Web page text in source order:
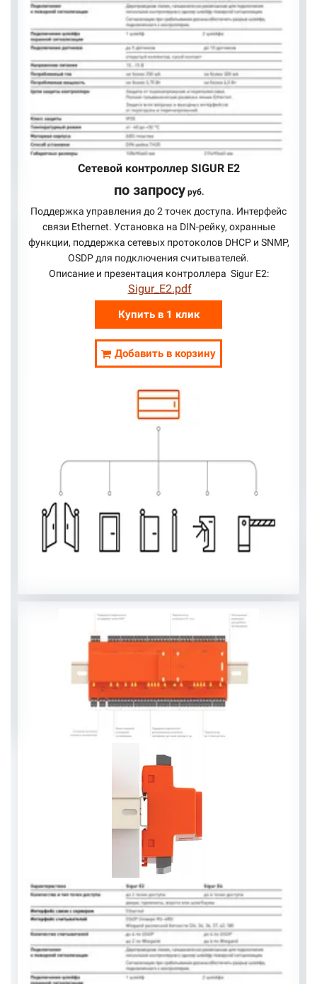
Сетевой контроллер SIGUR E2
по запросуруб.
Поддержка управления до 2 точек доступа. Интерфейс
связи Ethernet. Установка на DIN-рейку, охранные
функции, поддержка сетевых протоколов DHCP и SNMP,
OSDP для подключения считывателей.
Описание и презентация контроллера Sigur E2:
Sigur_E2.pdf
Купить в 1 клик
Добавить в корзину